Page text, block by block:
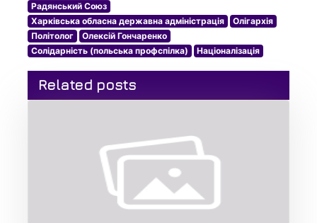
Радянський Союз
Харківська обласна державна адміністрація
Олігархія
Політолог
Олексій Гончаренко
Солідарність (польська профспілка)
Націоналізація
Related posts